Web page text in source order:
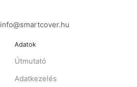
info@smartcover.hu
Adatok
Útmutató
Adatkezelés